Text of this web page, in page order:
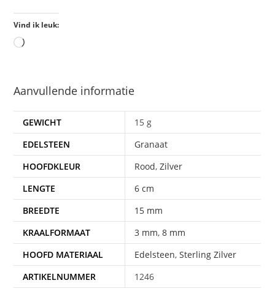
Vind ik leuk:
Aanvullende informatie
GEWICHT
15 g
EDELSTEEN
Granaat
HOOFDKLEUR
Rood,Zilver
LENGTE
6 cm
BREEDTE
15 mm
KRAALFORMAAT
3 mm,8 mm
HOOFD MATERIAAL
Edelsteen,Sterling Zilver
ARTIKELNUMMER
1246